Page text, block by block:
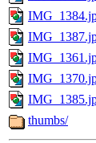
thumbs/